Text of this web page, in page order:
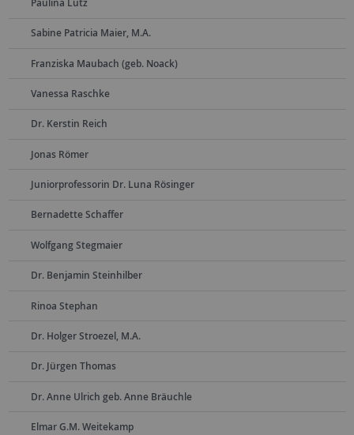
Sabine Patricia Maier, M.A.
Franziska Maubach (geb. Noack)
Vanessa Raschke
Dr. Kerstin Reich
Jonas Römer
Juniorprofessorin Dr. Luna Rösinger
Bernadette Schaffer
Wolfgang Stegmaier
Dr. Benjamin Steinhilber
Rinoa Stephan
Dr. Holger Stroezel, M.A.
Dr. Jürgen Thomas
Dr. Anne Ulrich geb. Anne Bräuchle
Elmar G.M. Weitekamp